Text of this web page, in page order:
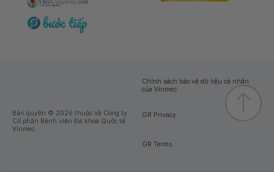
Bản quyền © 2026 thuộc về Công ty
Cổ phần Bệnh viện Đa khoa Quốc tế
Vinmec
Chính sách bảo vệ dữ liệu cá nhân
của Vinmec
GR Privacy
GR Terms